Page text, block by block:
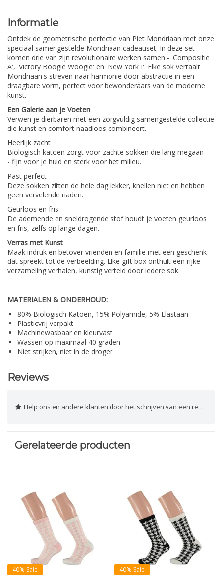
Informatie
Ontdek de geometrische perfectie van Piet Mondriaan met onze
speciaal samengestelde Mondriaan cadeauset. In deze set
komen drie van zijn revolutionaire werken samen - 'Compositie
A', 'Victory Boogie Woogie' en 'New York I'. Elke sok vertaalt
Mondriaan's streven naar harmonie door abstractie in een
draagbare vorm, perfect voor bewonderaars van de moderne
kunst.
Een Galerie aan je Voeten
Verwen je dierbaren met een zorgvuldig samengestelde collectie
die kunst en comfort naadloos combineert.
Heerlijk zacht
Biologisch katoen zorgt voor zachte sokken die lang megaan
- fijn voor je huid en sterk voor het milieu.
Past perfect
Deze sokken zitten de hele dag lekker, knellen niet en hebben
geen vervelende naden.
Geurloos en fris
De ademende en sneldrogende stof houdt je voeten geurloos
en fris, zelfs op lange dagen.
Verras met Kunst
Maak indruk en betover vrienden en familie met een geschenk
dat spreekt tot de verbeelding. Elke gift box onthult een rijke
verzameling verhalen, kunstig verteld door iedere sok.
MATERIALEN & ONDERHOUD:
80% Biologisch Katoen, 15% Polyamide, 5% Elastaan
Plasticvrij verpakt
Machinewasbaar en kleurvast
Wassen op maximaal 40 graden
Niet strijken, niet in de droger
Reviews
Help ons en andere klanten door het schrijven van een review
Gerelateerde producten
40% Sale 40% Sale